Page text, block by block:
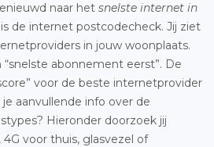
naar het snelste internet in
de internet postcodecheck. Jij ziet
in jouw woonplaats.
abonnement eerst”. De
voor de beste internetprovider
aanvullende info over de
Hieronder doorzoek jij
voor thuis, glasvezel of